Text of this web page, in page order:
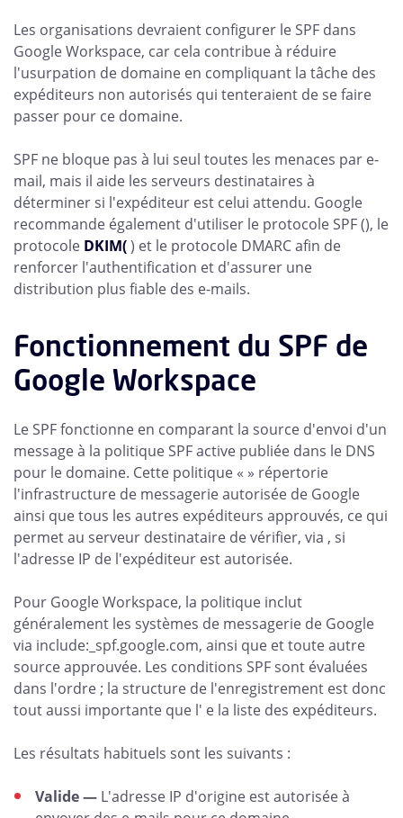
Les organisations devraient configurer le SPF dans
Google Workspace, car cela contribue à réduire
l'usurpation de domaine en compliquant la tâche des
expéditeurs non autorisés qui tenteraient de se faire
passer pour ce domaine.
SPF ne bloque pas à lui seul toutes les menaces par e-
mail, mais il aide les serveurs destinataires à
déterminer si l'expéditeur est celui attendu. Google
recommande également d'utiliser le protocole SPF (), le
protocole DKIM() et le protocole DMARC afin de
renforcer l'authentification et d'assurer une
distribution plus fiable des e-mails.
Fonctionnement du SPF de
Google Workspace
Le SPF fonctionne en comparant la source d'envoi d'un
message à la politique SPF active publiée dans le DNS
pour le domaine. Cette politique « » répertorie
l'infrastructure de messagerie autorisée de Google
ainsi que tous les autres expéditeurs approuvés, ce qui
permet au serveur destinataire de vérifier, via , si
l'adresse IP de l'expéditeur est autorisée.
Pour Google Workspace, la politique inclut
généralement les systèmes de messagerie de Google
via include:_spf.google.com, ainsi que et toute autre
source approuvée. Les conditions SPF sont évaluées
dans l'ordre ; la structure de l'enregistrement est donc
tout aussi importante que l' e la liste des expéditeurs.
Les résultats habituels sont les suivants :
Valide — L'adresse IP d'origine est autorisée à